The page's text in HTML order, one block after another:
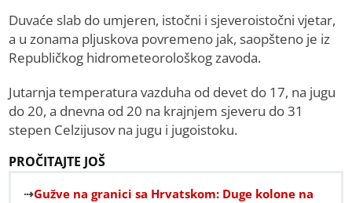
Duvaće slab do umjeren, istočni i sjeveroistočni vjetar,
a u zonama pljuskova povremeno jak, saopšteno je iz
Republičkog hidrometeorološkog zavoda.
Jutarnja temperatura vazduha od devet do 17, na jugu
do 20, a dnevna od 20 na krajnjem sjeveru do 31
stepen Celzijusov na jugu i jugoistoku.
PROČITAJTE JOŠ
Gužve na granici sa Hrvatskom: Duge kolone na